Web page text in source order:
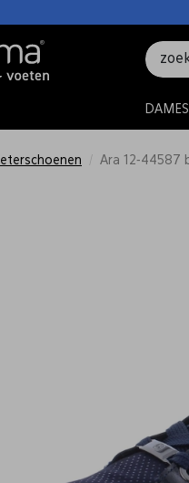
DAMES
Ara 12-44587